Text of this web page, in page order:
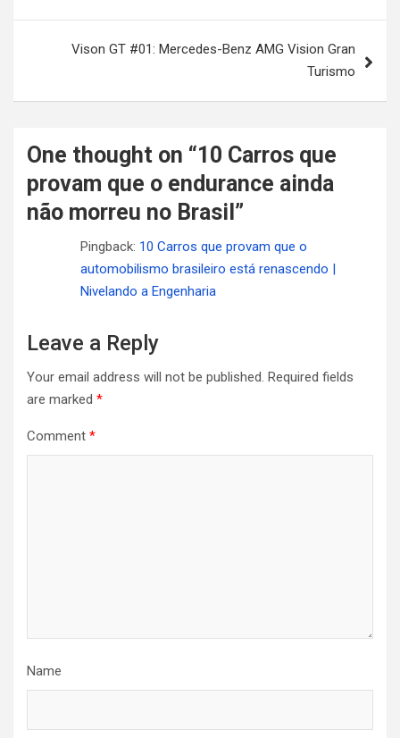
Vison GT #01: Mercedes-Benz AMG Vision Gran
Turismo
One thought on “10 Carros que
provam que o endurance ainda
não morreu no Brasil ”
Pingback: 10 Carros que provam que o
automobilismo brasileiro está renascendo |
Nivelando a Engenharia
Leave a Reply
Your email address will not be published. Required fields
are marked *
Comment *
Name